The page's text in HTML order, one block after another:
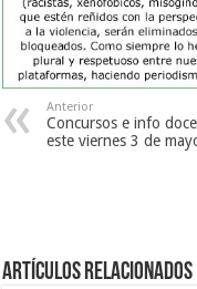
Anterior
Concursos e info
este viernes 3 de
Artículos Relacionados